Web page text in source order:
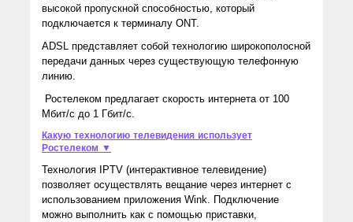
высокой пропускной способностью, который
подключается к терминалу ONT.
ADSL представляет собой технологию широкополосной
передачи данных через существующую телефонную
линию.
Ростелеком предлагает скорость интернета от 100
Мбит/с до 1 Гбит/с.
Какую технологию телевидения использует
Ростелеком ▼
Технология IPTV (интерактивное телевидение)
позволяет осуществлять вещание через интернет с
использованием приложения Wink. Подключение
можно выполнить как с помощью приставки,